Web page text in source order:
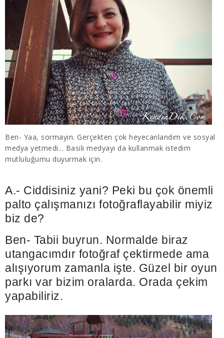
Ben- Yaa, sormayın. Gerçekten çok heyecanlandım ve sosyal
medya yetmedi... Basılı medyayı da kullanmak istedim
mutluluğumu duyurmak için.
A.- Ciddisiniz yani? Peki bu çok önemli
palto çalışmanızı fotoğraflayabilir miyiz
biz de?
Ben- Tabii buyrun. Normalde biraz
utangacımdır fotoğraf çektirmede ama
alışıyorum zamanla işte. Güzel bir oyun
parkı var bizim oralarda. Orada çekim
yapabiliriz.